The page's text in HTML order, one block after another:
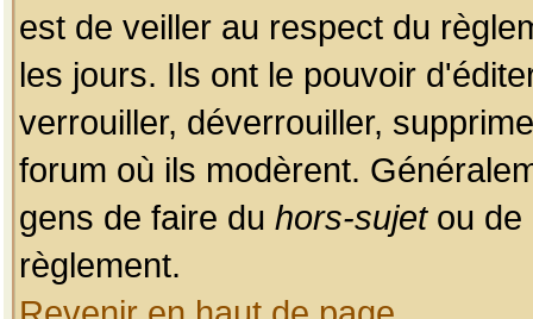
est de veiller au respect du
les jours. Ils ont le pouvoir
verrouiller, déverrouiller,
forum où ils modèrent.
gens de faire du hors-sujetou de
règlement.